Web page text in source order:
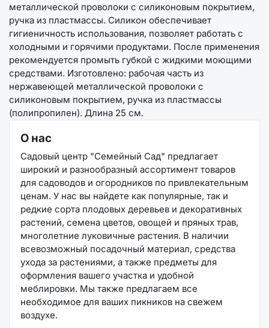
металлической проволоки с силиконовым покрытием,
ручка из пластмассы. Силикон обеспечивает
гигиеничность использования, позволяет работать с
холодными и горячими продуктами. После применения
рекомендуется промыть губкой с жидкими моющими
средствами. Изготовлено: рабочая часть из
нержавеющей металлической проволоки с
силиконовым покрытием, ручка из пластмассы
(полипропилен). Длина 25 см.
О нас
Садовый центр "Семейный Сад" предлагает
широкий и разнообразный ассортимент товаров
для садоводов и огородников по привлекательным
ценам. У нас вы найдете как популярные, так и
редкие сорта плодовых деревьев и декоративных
растений, семена цветов, овощей и пряных трав,
многолетние луковичные растения. В наличии
всевозможный посадочный материал, средства
ухода за растениями, а также предметы для
оформления вашего участка и удобной
меблировки. Мы также предлагаем все
необходимое для ваших пикников на свежем
воздухе.